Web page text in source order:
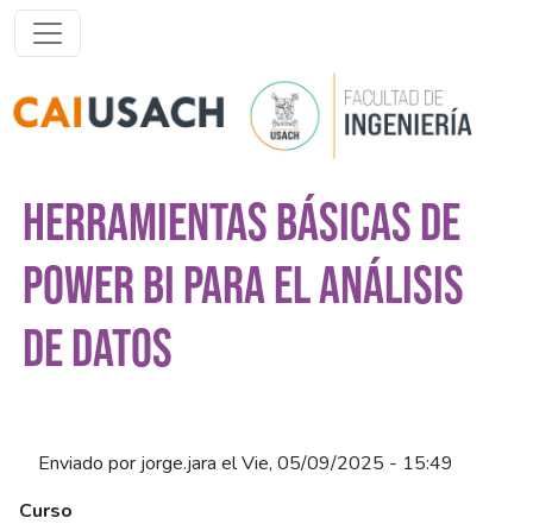
Pasar al contenido principal
HERRAMIENTAS BÁSICAS DE
POWER BI PARA EL ANÁLISIS
DE DATOS
Enviado por jorge.jara elVie, 05/09/2025 - 15:49
Curso